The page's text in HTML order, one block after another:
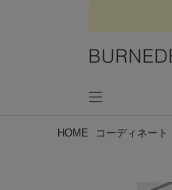
HOME コーディネート